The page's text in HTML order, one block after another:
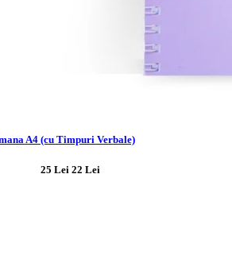
A4 (cu Timpuri Verbale)
25 Lei22 Lei